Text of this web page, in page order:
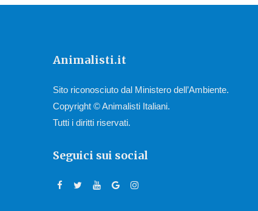
Animalisti.it
Sito riconosciuto dal Ministero dell’Ambiente.
Copyright © Animalisti Italiani.
Tutti i diritti riservati.
Seguici sui social